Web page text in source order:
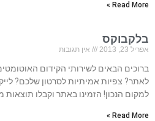
Read More »
בלקבוקס
אפריל 23, 2013 אין תגובות
ברוכים הבאים לשירותי הקידום
לאתר? צפיות אמיתיות לסרטון שלכם?
למקום הנכון! הזמינו באתר וקבלו תוצאות
Read More »